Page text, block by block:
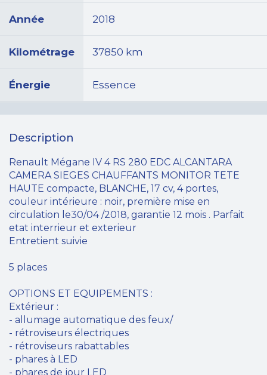
Année 2018
Kilométrage 37850 km
Énergie Essence
Description
Renault Mégane IV 4 RS 280 EDC ALCANTARA
CAMERA SIEGES CHAUFFANTS MONITOR TETE
HAUTE compacte, BLANCHE, 17 cv, 4 portes,
couleur intérieure : noir, première mise en
circulation le30/04 /2018, garantie 12 mois . Parfait
etat interrieur et exterieur
Entretient suivie
5 places
OPTIONS ET EQUIPEMENTS :
Extérieur :
- allumage automatique des feux/
- rétroviseurs électriques
- rétroviseurs rabattables
- phares à LED
- phares de jour LED